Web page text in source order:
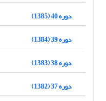
دوره 40 (1385)
دوره 39 (1384)
دوره 38 (1383)
دوره 37 (1382)